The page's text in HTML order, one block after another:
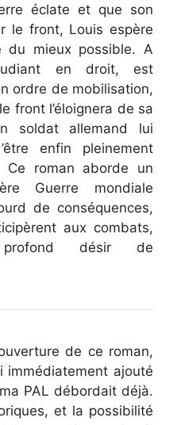
éclate et que son
le front, Louis espère
du mieux possible. A
en droit, est
ordre de mobilisation,
front l’éloignera de sa
soldat allemand lui
enfin pleinement
Ce roman aborde un
Guerre mondiale
de conséquences,
aux combats,
désir de
de ce roman,
immédiatement ajouté
PAL débordait déjà.
et la possibilité